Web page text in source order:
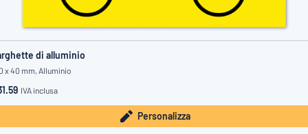
di alluminio
x 40 mm, Alluminio
IVA inclusa
Personalizza